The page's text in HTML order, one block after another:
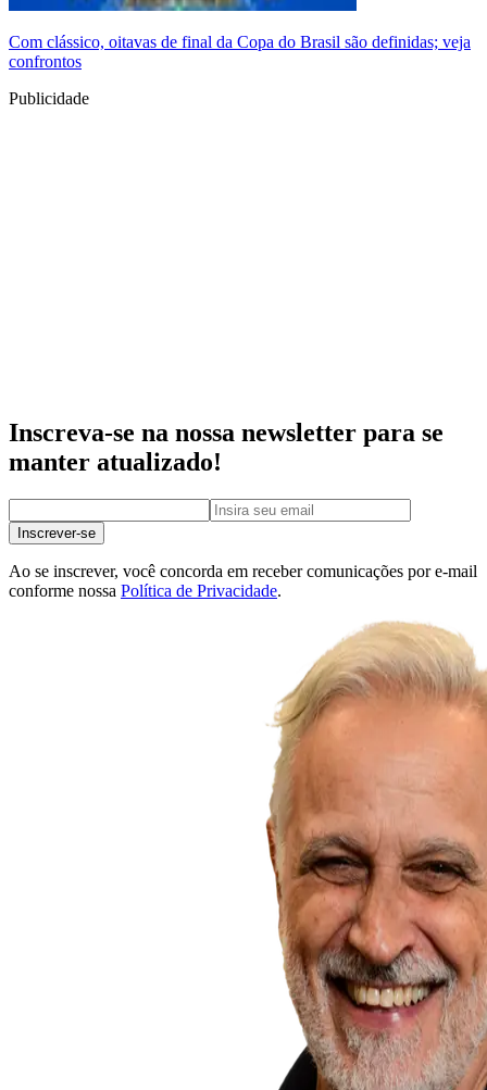
Com clássico, oitavas de final da Copa do Brasil são definidas; veja
confrontos
Publicidade
Inscreva-se na nossa newsletter para se
manter atualizado!
Inscrever-se
Ao se inscrever, você concorda em receber comunicações por e-mail
conforme nossa Política de Privacidade.